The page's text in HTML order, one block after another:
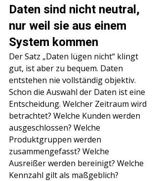
Daten sind nicht neutral,
nur weil sie aus einem
System kommen
Der Satz „Daten lügen nicht“ klingt
gut, ist aber zu bequem. Daten
entstehen nie vollständig objektiv.
Schon die Auswahl der Daten ist eine
Entscheidung. Welcher Zeitraum wird
betrachtet? Welche Kunden werden
ausgeschlossen? Welche
Produktgruppen werden
zusammengefasst? Welche
Ausreißer werden bereinigt? Welche
Kennzahl gilt als maßgeblich?